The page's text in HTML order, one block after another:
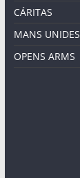
CÁRITAS
MANS UNIDES
OPENS ARMS